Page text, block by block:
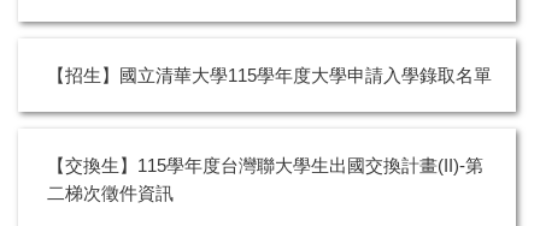
【招生】國立清華大學115學年度大學申請入學錄取名單
【交換生】115學年度台灣聯大學生出國交換計畫(II)-第
二梯次徵件資訊